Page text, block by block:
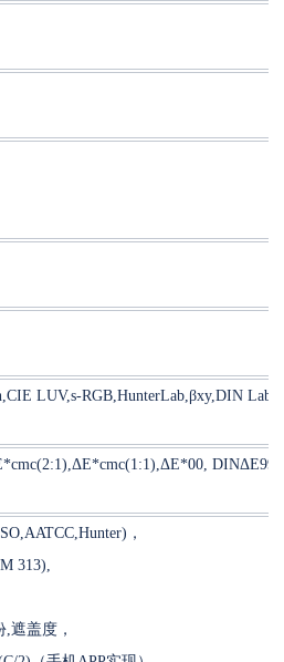
LUV,s-RGB,HunterLab,βxy,DIN
，
313),
遮盖度，